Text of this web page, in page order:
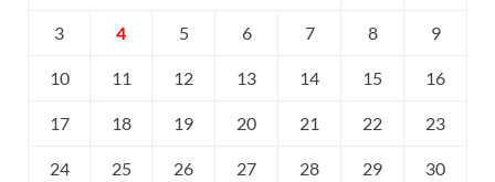
3 4 5 6 7 8 9
10 11 12 13 14 15 16
17 18 19 20 21 22 23
24 25 26 27 28 29 30